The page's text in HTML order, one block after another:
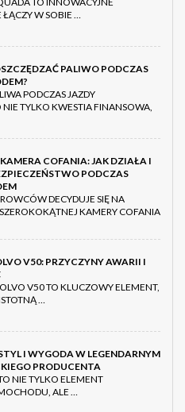
ŁĄCZY W SOBIE …
PALIWO PODCZAS
PODCZAS JAZDY
TYLKO KWESTIA FINANSOWA,
COFANIA: JAK DZIAŁA I
PODCZAS
DECYDUJE SIĘ NA
KAMERY COFANIA
V50: PRZYCZYNY AWARII I
V50 TO KLUCZOWY ELEMENT,
…
I WYGODA W LEGENDARNYM
PRODUCENTA
NIE TYLKO ELEMENT
ALE …